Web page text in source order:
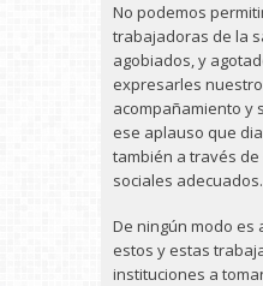
No podemos
trabajadoras de la
agobiados, y
expresarles
acompañamiento y
ese aplauso que
también a través
sociales adecuados.
De ningún modo es
estos y estas
instituciones a